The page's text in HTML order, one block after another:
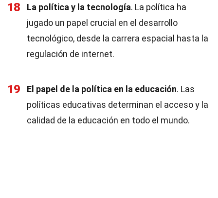
18 La política y la tecnología. La política ha
jugado un papel crucial en el desarrollo
tecnológico, desde la carrera espacial hasta la
regulación de internet.
19 El papel de la política en la educación. Las
políticas educativas determinan el acceso y la
calidad de la educación en todo el mundo.